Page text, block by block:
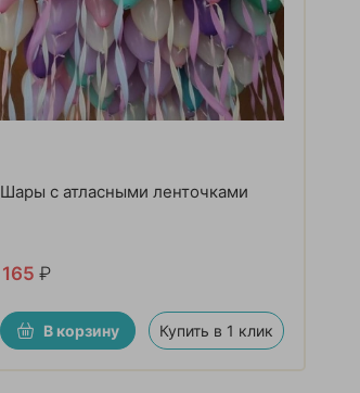
Шары с атласными ленточками
165 ₽
В корзину Купить в 1 клик